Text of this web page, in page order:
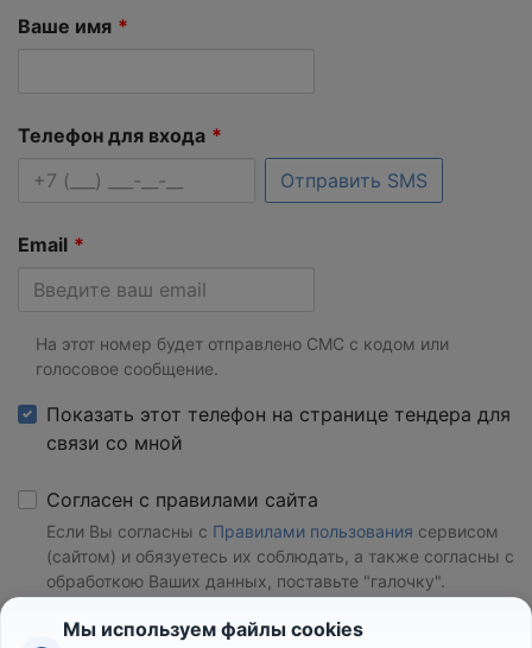
Ваше имя
Телефон для входа
Отправить SMS
Email
На этот номер будет отправлено СМС с кодом или
голосовое сообщение.
Показать этот телефон на странице тендера для
связи со мной
Согласен с правилами сайта
Если Вы согласны с Правилами пользования сервисом
(сайтом) и обязуетесь их соблюдать, а также согласны с
обработкою Ваших данных, поставьте "галочку".
Мы используем файлы cookies